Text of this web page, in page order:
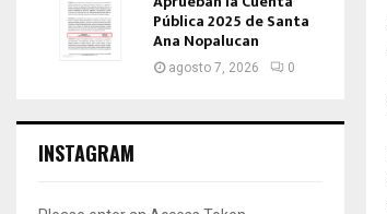
Pública 2025 de Santa
Ana Nopalucan
agosto 7, 2026 0
INSTAGRAM